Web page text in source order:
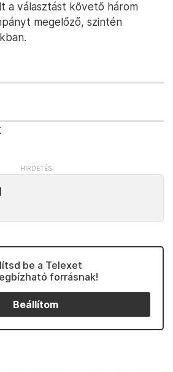
a választást követő három
megelőző, szintén
be a Telexet
forrásnak!
Beállítom